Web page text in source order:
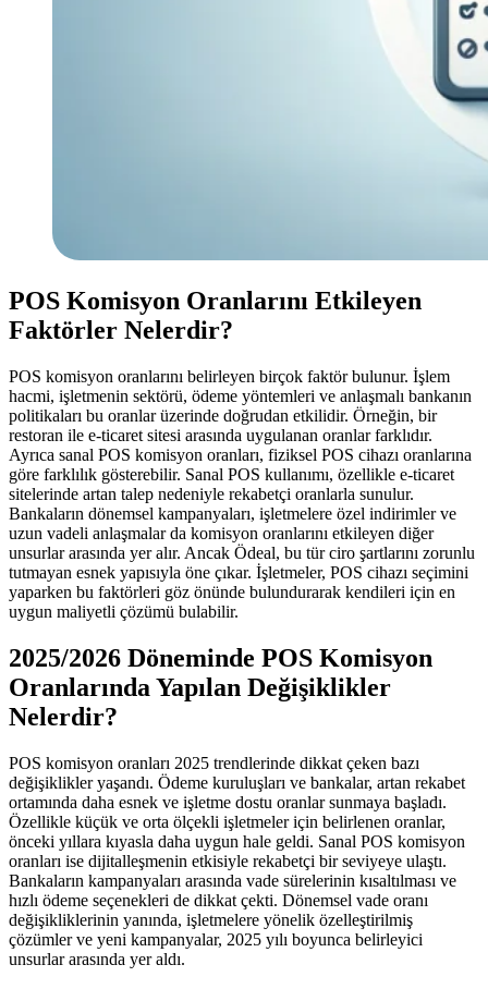
POS Komisyon Oranlarını Etkileyen
Faktörler Nelerdir?
POS komisyon oranlarını belirleyen birçok faktör bulunur. İşlem
hacmi, işletmenin sektörü, ödeme yöntemleri ve anlaşmalı bankanın
politikaları bu oranlar üzerinde doğrudan etkilidir. Örneğin, bir
restoran ile e-ticaret sitesi arasında uygulanan oranlar farklıdır.
Ayrıca sanal POS komisyon oranları, fiziksel POS cihazı oranlarına
göre farklılık gösterebilir. Sanal POS kullanımı, özellikle e-ticaret
sitelerinde artan talep nedeniyle rekabetçi oranlarla sunulur.
Bankaların dönemsel kampanyaları, işletmelere özel indirimler ve
uzun vadeli anlaşmalar da komisyon oranlarını etkileyen diğer
unsurlar arasında yer alır. Ancak Ödeal, bu tür ciro şartlarını zorunlu
tutmayan esnek yapısıyla öne çıkar. İşletmeler, POS cihazı seçimini
yaparken bu faktörleri göz önünde bulundurarak kendileri için en
uygun maliyetli çözümü bulabilir.
2025/2026 Döneminde POS Komisyon
Oranlarında Yapılan Değişiklikler
Nelerdir?
POS komisyon oranları 2025 trendlerinde dikkat çeken bazı
değişiklikler yaşandı. Ödeme kuruluşları ve bankalar, artan rekabet
ortamında daha esnek ve işletme dostu oranlar sunmaya başladı.
Özellikle küçük ve orta ölçekli işletmeler için belirlenen oranlar,
önceki yıllara kıyasla daha uygun hale geldi. Sanal POS komisyon
oranları ise dijitalleşmenin etkisiyle rekabetçi bir seviyeye ulaştı.
Bankaların kampanyaları arasında vade sürelerinin kısaltılması ve
hızlı ödeme seçenekleri de dikkat çekti. Dönemsel vade oranı
değişikliklerinin yanında, işletmelere yönelik özelleştirilmiş
çözümler ve yeni kampanyalar, 2025 yılı boyunca belirleyici
unsurlar arasında yer aldı.